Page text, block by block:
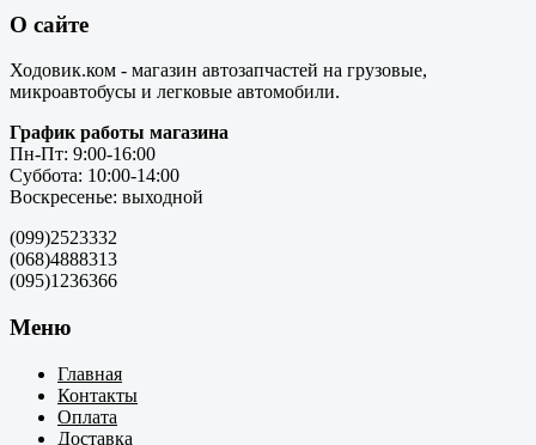
О сайте
Ходовик.ком - магазин автозапчастей на грузовые,
микроавтобусы и легковые автомобили.
График работы магазина
Пн-Пт: 9:00-16:00
Суббота: 10:00-14:00
Воскресенье: выходной
(099)2523332
(068)4888313
(095)1236366
Меню
Главная
Контакты
Оплата
Доставка